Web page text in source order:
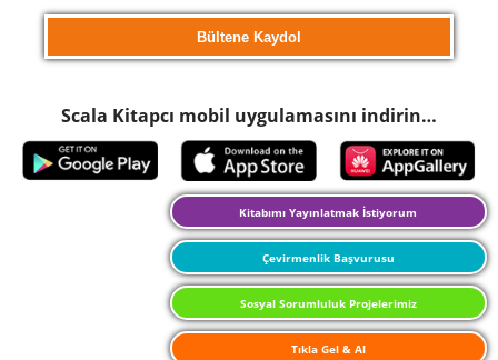
Scala Kitapcı mobil uygulamasını indirin…
Kitabımı Yayınlatmak İstiyorum
Çevirmenlik Başvurusu
Sosyal Sorumluluk Projelerimiz
Tıkla Gel & Al